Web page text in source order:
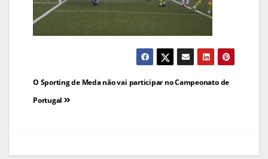
Navegação
de
O Sporting de Meda não vai participar no Campeonato de
Portugal